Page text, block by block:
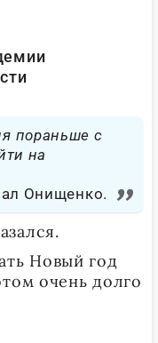
пораньше с
на
Онищенко.
Новый год
очень долго